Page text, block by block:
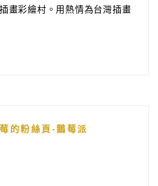
畫彩繪村。用熱情為台灣插畫
的粉絲頁-鵝莓派